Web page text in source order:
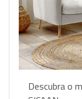
Descubra o